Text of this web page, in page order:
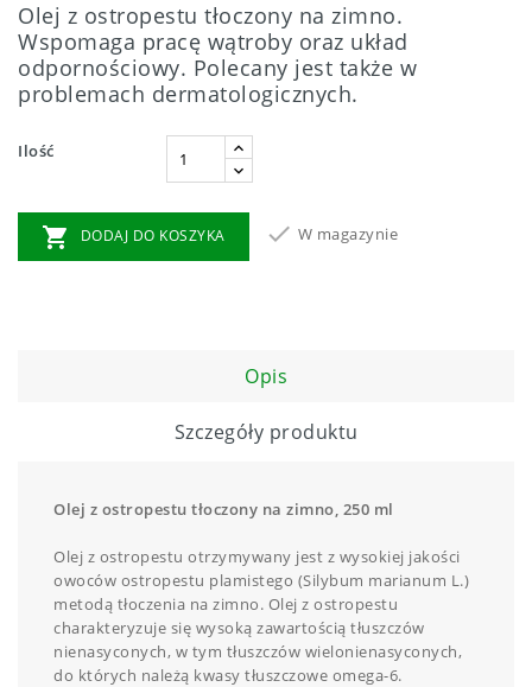
Olej z ostropestu tłoczony na zimno.
Wspomaga pracę wątroby oraz układ
odpornościowy. Polecany jest także w
problemach dermatologicznych.
Ilość
 DODAJ DO KOSZYKA  W magazynie
Opis
Szczegóły produktu
Olej z ostropestu tłoczony na zimno, 250 ml
Olej z ostropestu otrzymywany jest z wysokiej jakości
owoców ostropestu plamistego (Silybum marianum L.)
metodą tłoczenia na zimno. Olej z ostropestu
charakteryzuje się wysoką zawartością tłuszczów
nienasyconych, w tym tłuszczów wielonienasyconych,
do których należą kwasy tłuszczowe omega-6.